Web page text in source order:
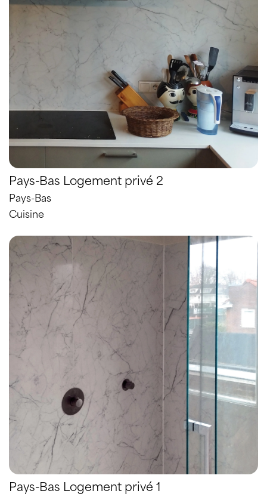
Pays-Bas Logement privé 2
Pays-Bas
Cuisine
Pays-Bas Logement privé 1